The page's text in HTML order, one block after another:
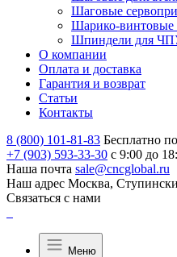
Шаговые
Шарико-
Шпиндели для
О компании
Оплата и доставка
Гарантия и возврат
Статьи
Контакты
8 (800) 101-81-83 Бесплатно
+7 (903) 593-33-30 с 9:00 до
Наша почта sale@cncglobal.ru
Наш адрес Москва,
Связаться с нами
Меню